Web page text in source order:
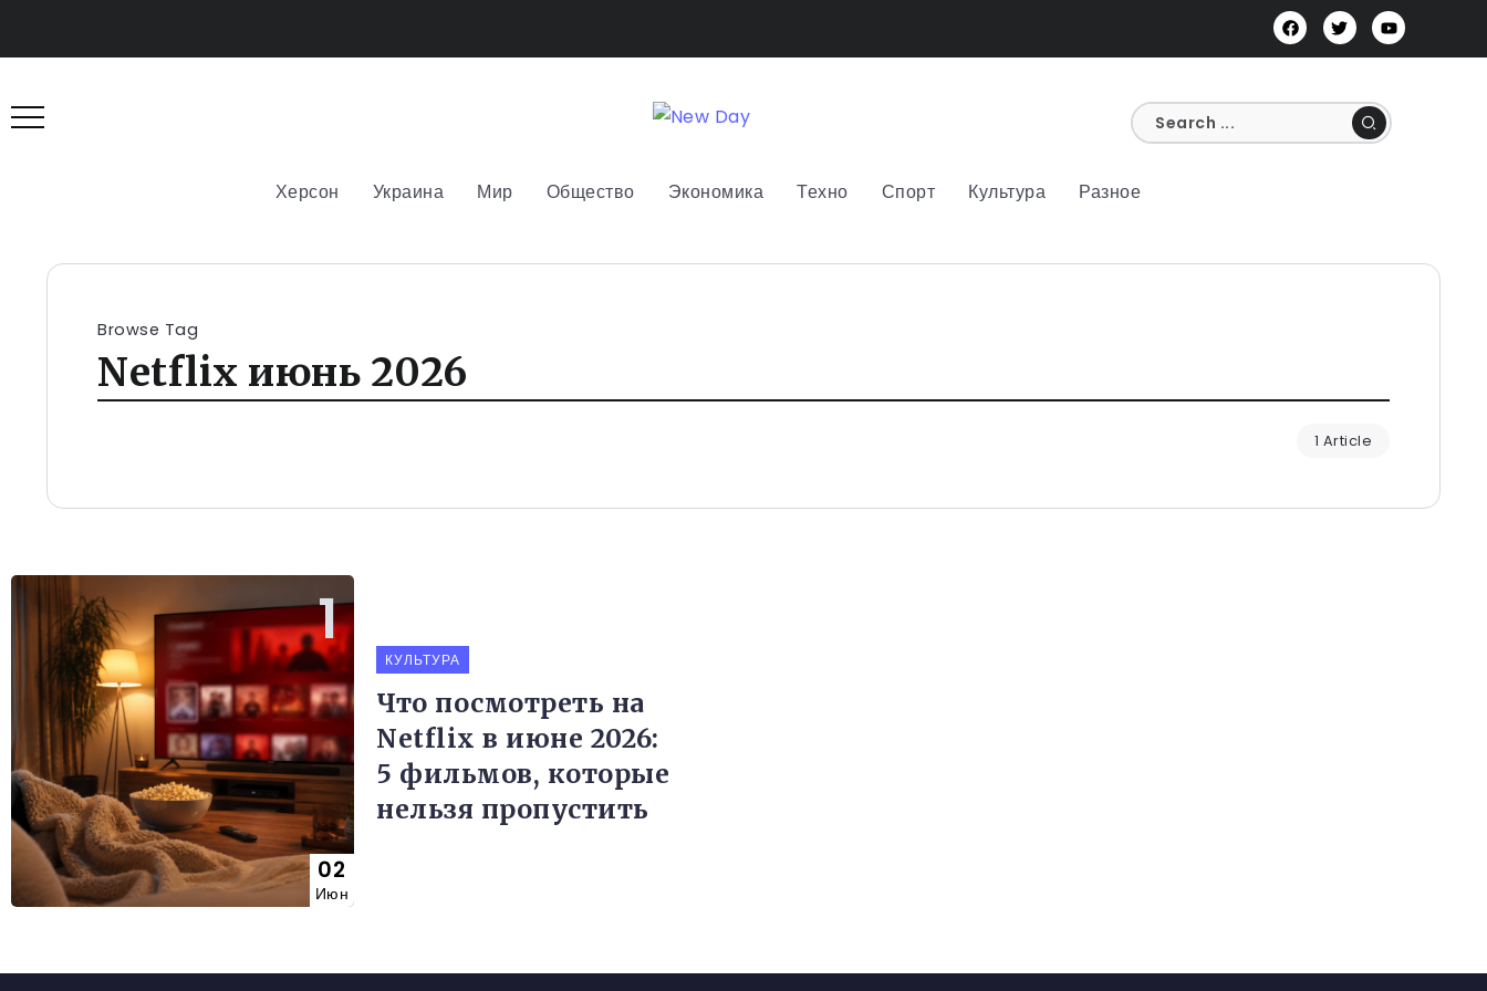
Херсон Украина Мир Общество Экономика Техно Спорт Культура Разное
Browse Tag
Netflix июнь 2026
1 Article
02
Июн
КУЛЬТУРА
Что посмотреть на
Netflix в июне 2026:
5 фильмов, которые
нельзя пропустить